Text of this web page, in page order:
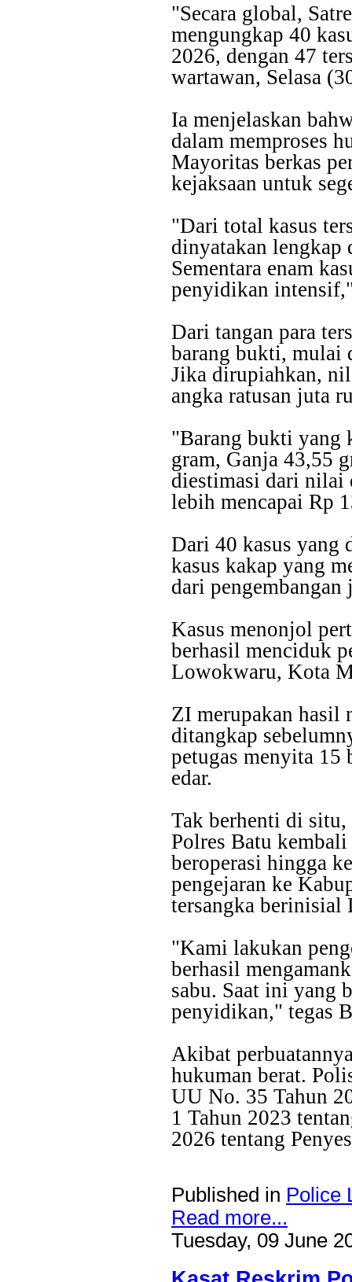
"Secara global,
mengungkap 40
2026, dengan 47
wartawan, Selasa
Ia menjelaskan
dalam memproses
Mayoritas berkas
kejaksaan untuk
"Dari total kasus
dinyatakan lengkap
Sementara enam
penyidikan
Dari tangan para
barang bukti, mulai
Jika dirupiahkan,
angka ratusan juta
"Barang bukti yang
gram, Ganja 43,55
diestimasi dari nilai
lebih mencapai Rp
Dari 40 kasus yang
kasus kakap yang
dari
Kasus menonjol
berhasil menciduk
Lowokwaru, Kota
ZI merupakan hasil
ditangkap
petugas menyita 15
edar.
Tak berhenti di situ,
Polres Batu
beroperasi hingga
pengejaran ke
tersangka berinisial
"Kami lakukan
berhasil
sabu. Saat ini yang
penyidikan," tegas
Akibat
hukuman berat.
UU No. 35 Tahun
1 Tahun 2023
2026 tentang
Published in Police
Read more...
Tuesday, 09 June